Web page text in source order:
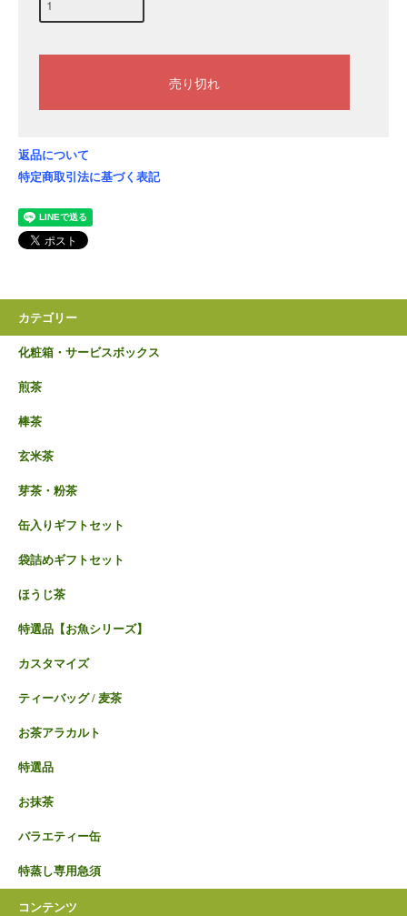
返品について
特定商取引法に基づく表記
カテゴリー
化粧箱・サービスボックス
煎茶
棒茶
玄米茶
芽茶・粉茶
缶入りギフトセット
袋詰めギフトセット
ほうじ茶
特選品【お魚シリーズ】
カスタマイズ
ティーバッグ / 麦茶
お茶アラカルト
特選品
お抹茶
バラエティー缶
特蒸し専用急須
コンテンツ